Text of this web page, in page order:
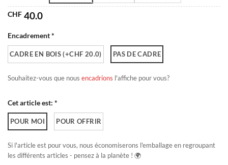
CHF 40.0
Encadrement *
CADRE EN BOIS (+CHF 20.0) PAS DE CADRE
Souhaitez-vous que nous encadrions l'affiche pour vous?
Cet article est: *
POUR MOI POUR OFFRIR
Si l'article est pour vous, nous économiserons l'emballage en regroupant
les différents articles - pensez à la planète ! 🌍